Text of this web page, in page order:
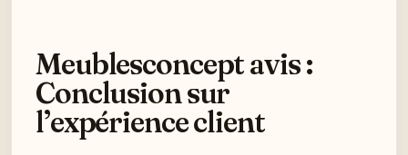
Meublesconcept avis :
Conclusion sur
l’expérience client